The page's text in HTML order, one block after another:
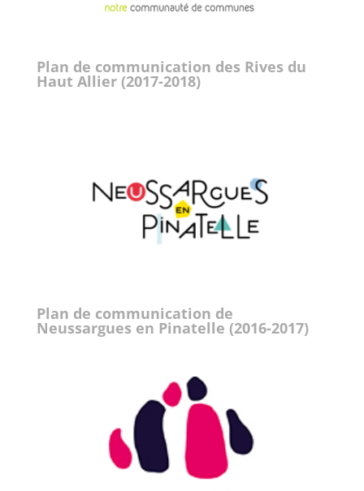
Plan de communication des Rives du
Haut Allier (2017-2018)
Plan de communication de
Neussargues en Pinatelle (2016-2017)